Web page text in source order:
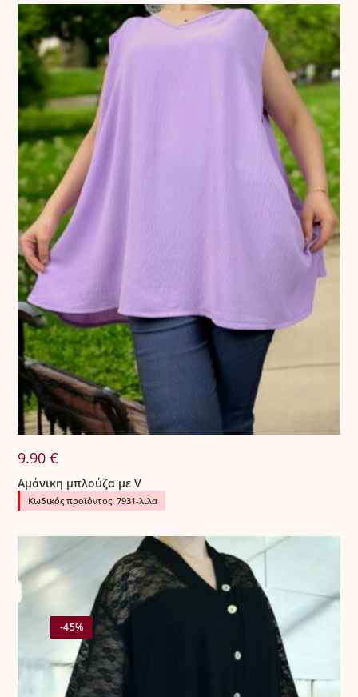
9.90€
Αμάνικη μπλούζα με V
Κωδικός προϊόντος: 7931-λιλα
-45%